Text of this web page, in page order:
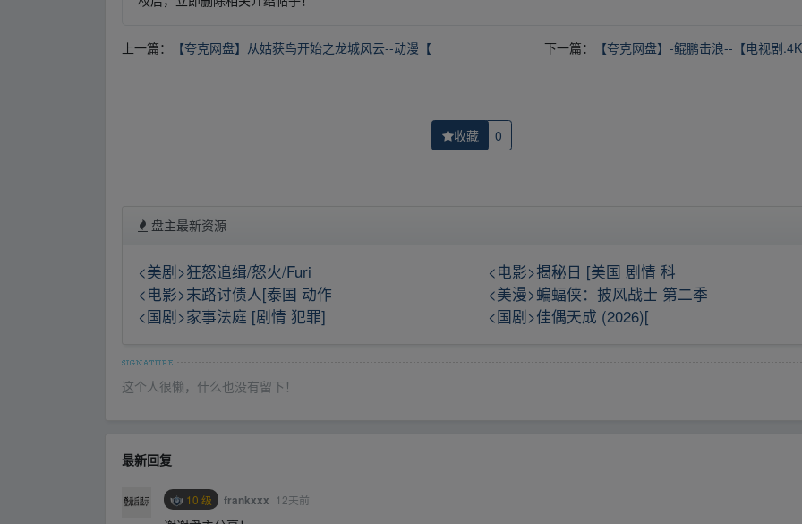
上一篇： 【夸克网盘】从姑获鸟开始之龙城风云--动漫【 下一篇： 【夸克网盘】-鲲鹏击浪--【电视剧
收藏 0
盘主最新资源
<美剧>狂怒追缉/怒火/Furi
<电影>揭秘日 [美国 剧情 科
<电影>末路讨债人[泰国 动作
<美漫>蝙蝠侠：披风战士 第二季
<国剧>家事法庭 [剧情 犯罪]
<国剧>佳偶天成 (2026)[
这个人很懒，什么也没有留下！
最新回复
10 级 frankxxx 12天前